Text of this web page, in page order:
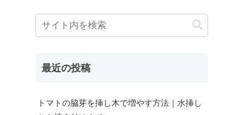
最近の投稿
トマトの脇芽を挿し木で増やす方法｜水挿し